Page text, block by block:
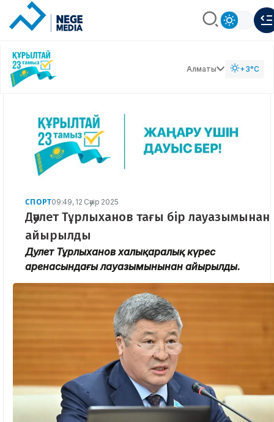
Алматы +3°C
СПОРТ09:49, 12 Сәуір 2025
Дәулет Тұрлыханов тағы бір лауазымынан
айырылды
Дәулет Тұрлыханов халықаралық күрес
аренасындағы лауазымынынан айырылды.